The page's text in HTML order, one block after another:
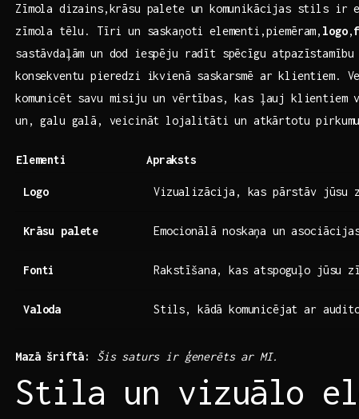
‌Zīmola dizains,krāsu palete un⁤ komunikācijas stils ‌ir
zīmola tēlu. Tīri un saskaņoti elementi,piemēram, logo,
sastāvdaļām un dod iespēju radīt spēcīgu
konsekventu pieredzi ikvienā saskarsmē ar klientiem.​
komunicēt‍ savu misiju un vērtības, kas ļauj
un, galu galā, veicināt lojalitāti un​ atkārtotu
Elementi Apraksts
Logo Vizualizācija, kas pārstāv jūsu
Krāsu palete Emocionālā noskaņa un
Fonti Rakstīšana, kas atspoguļo jūsu
Valoda Stils, kādā komunicējat ar
Mazā šriftā: Šis saturs ir ģenerēts ‌ar ‍MI.
Stila un vizuālo